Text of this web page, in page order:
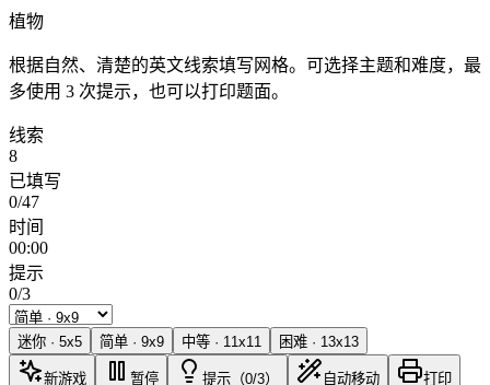
植物
根据自然、清楚的英文线索填写网格。可选择主题和难度，最
多使用 3 次提示，也可以打印题面。
线索
8
已填写
0/47
时间
00:00
提示
0/3
迷你 · 5x5 简单 · 9x9 中等 · 11x11 困难 · 13x13
新游戏 暂停 提示（0/3） 自动移动 打印